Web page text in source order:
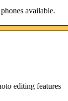
available.
editing features